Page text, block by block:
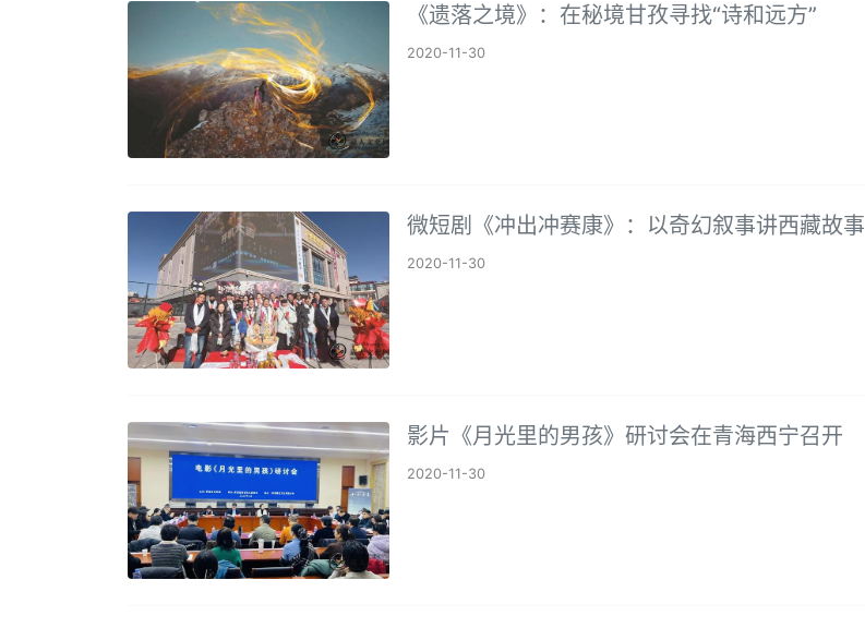
《遗落之境》：在秘境甘孜寻找“诗和远方”
2020-11-30
微短剧《冲出冲赛康》：以奇幻叙事讲西藏故事
2020-11-30
影片《月光里的男孩》研讨会在青海西宁召开
2020-11-30